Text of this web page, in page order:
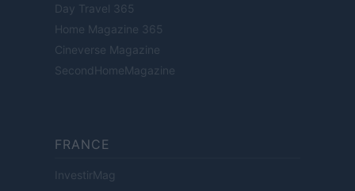
Day Travel 365
Home Magazine 365
Cineverse Magazine
SecondHomeMagazine
FRANCE
InvestirMag